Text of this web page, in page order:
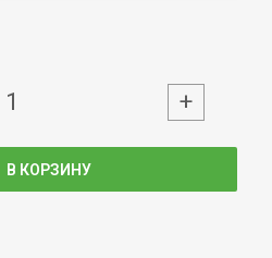
В КОРЗИНУ
+